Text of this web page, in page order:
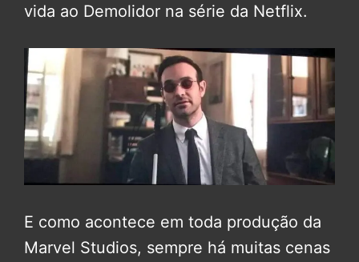
vida ao Demolidor na série da Netflix.
E como acontece em toda produção da
Marvel Studios, sempre há muitas cenas